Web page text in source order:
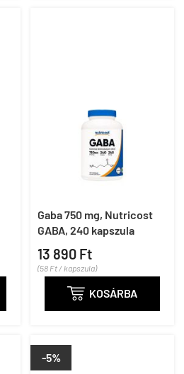
Gaba 750 mg, Nutricost
GABA, 240 kapszula
13 890 Ft
(58 Ft / kapszula)
 KOSÁRBA
-5%